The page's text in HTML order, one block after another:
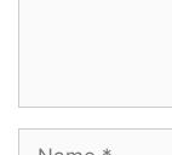
Imaighal
Name